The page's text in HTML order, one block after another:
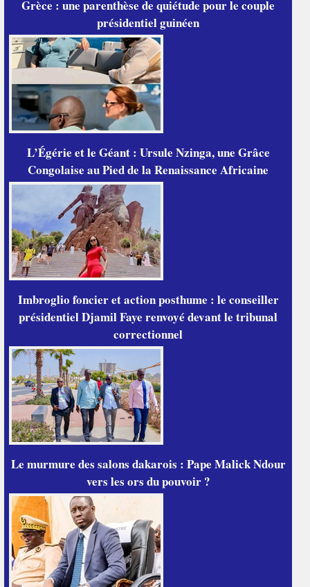
Grèce : une parenthèse de quiétude pour le couple
présidentiel guinéen
L’Égérie et le Géant : Ursule Nzinga, une Grâce
Congolaise au Pied de la Renaissance Africaine
Imbroglio foncier et action posthume : le conseiller
présidentiel Djamil Faye renvoyé devant le tribunal
correctionnel
Le murmure des salons dakarois : Pape Malick Ndour
vers les ors du pouvoir ?